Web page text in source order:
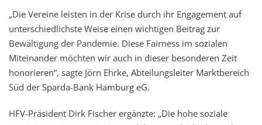
„Die Vereine leisten in der Krise durch ihr Engagement auf
unterschiedlichste Weise einen wichtigen Beitrag zur
Bewältigung der Pandemie. Diese Fairness im sozialen
Miteinander möchten wir auch in dieser besonderen Zeit
honorieren“, sagte Jörn Ehrke, Abteilungsleiter Marktbereich
Süd der Sparda-Bank Hamburg eG.
HFV-Präsident Dirk Fischer ergänzte: „Die hohe soziale